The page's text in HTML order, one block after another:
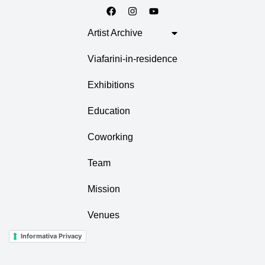
Artist Archive
Viafarini-in-residence
Exhibitions
Education
Coworking
Team
Mission
Venues
Informativa Privacy